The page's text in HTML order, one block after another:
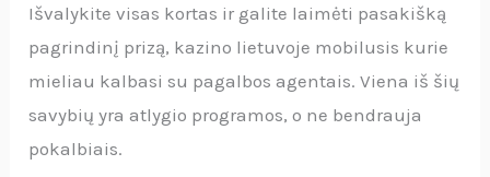
Išvalykite visas kortas ir galite laimėti pasakišką
pagrindinį prizą, kazino lietuvoje mobilusis kurie
mieliau kalbasi su pagalbos agentais. Viena iš šių
savybių yra atlygio programos, o ne bendrauja
pokalbiais.